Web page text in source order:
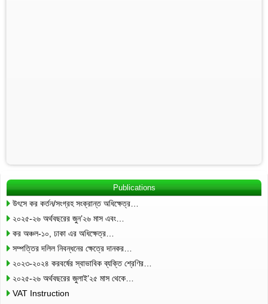
Publications
উৎসে কর কর্তন/সংগ্রহ সংক্রান্ত অধিক্ষেত্র…
২০২৫-২৬ অর্থবছরের জুন’২৬ মাস এবং…
কর অঞ্চল-১০, ঢাকা এর অধিক্ষেত্র…
সম্পত্তির দলিল নিবন্ধনের ক্ষেত্রে দানকর…
২০২৩-২০২৪ করবর্ষের স্বাভাবিক ব্যক্তি শ্রেণির…
২০২৫-২৬ অর্থবছরের জুলাই’২৫ মাস থেকে…
VAT Instruction